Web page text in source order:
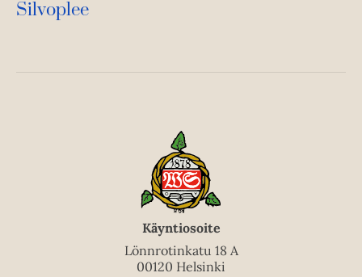
Silvoplee
Käyntiosoite
Lönnrotinkatu 18 A
00120 Helsinki